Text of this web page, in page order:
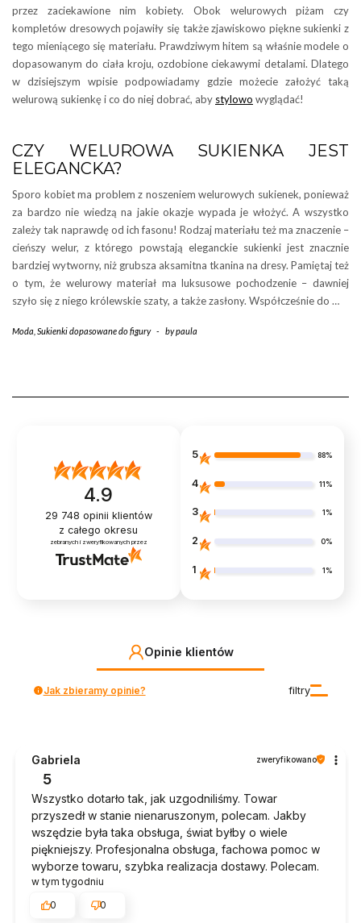
przez zaciekawione nim kobiety. Obok welurowych piżam czy
kompletów dresowych pojawiły się także zjawiskowo piękne sukienki z
tego mieniącego się materiału. Prawdziwym hitem są właśnie modele o
dopasowanym do ciała kroju, ozdobione ciekawymi detalami. Dlatego
w dzisiejszym wpisie podpowiadamy gdzie możecie założyć taką
welurową sukienkę i co do niej dobrać, aby stylowo wyglądać!
CZY WELUROWA SUKIENKA JEST
ELEGANCKA?
Sporo kobiet ma problem z noszeniem welurowych sukienek, ponieważ
za bardzo nie wiedzą na jakie okazje wypada je włożyć. A wszystko
zależy tak naprawdę od ich fasonu! Rodzaj materiału też ma znaczenie –
cieńszy welur, z którego powstają eleganckie sukienki jest znacznie
bardziej wytworny, niż grubsza aksamitna tkanina na dresy. Pamiętaj też
o tym, że welurowy materiał ma luksusowe pochodzenie – dawniej
szyło się z niego królewskie szaty, a także zasłony. Współcześnie do …
Moda Sukienki dopasowane do figury - bypaula
4.9
29 748 opinii klientów
z całego okresu
zebranych i zweryfikowanych przez
5 88%
4 11%
3 1%
2 0%
1 1%
Opinie klientów
filtry
Jak zbieramy opinie?
Gabriela zweryfikowano
5
Wszystko dotarło tak, jak uzgodniliśmy. Towar
przyszedł w stanie nienaruszonym, polecam. Jakby
wszędzie była taka obsługa, świat byłby o wiele
piękniejszy. Profesjonalna obsługa, fachowa pomoc w
wyborze towaru, szybka realizacja dostawy. Polecam.
w tym tygodniu
0
0